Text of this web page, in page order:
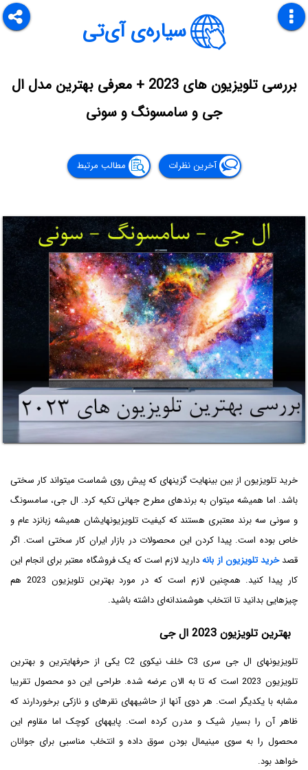
سیاره‌ی آی‌تی
بررسی تلویزیون های 2023 + معرفی بهترین مدل ال
جی و سامسونگ و سونی
آخرین نظرات مطالب مرتبط
خرید تلویزیون از بین بی‎نهایت گزینه‎ای که پیش‎ روی شماست می‎تواند کار سختی
باشد. اما همیشه می‎توان به برندهای مطرح جهانی تکیه کرد. ال جی، سامسونگ
و سونی سه برند معتبری هستند که کیفیت تلویزیون‎های‏‎شان همیشه زبانزد عام و
خاص بوده است. پیدا کردن این محصولات در بازار ایران کار سختی است. اگر
قصدخرید تلویزیون از بانهدارید لازم است که یک فروشگاه معتبر برای انجام این
کار پیدا کنید. همچنین لازم است که در مورد بهترین تلویزیون 2023 هم
چیزهایی بدانید تا انتخاب هوشمندانه‌‎ای داشته باشید.
بهترین تلویزیون 2023 ال جی
تلویزیون‎های ال جی سری C3 خلف نیکوی C2 یکی از حرفه‎ای‎ترین و بهترین
تلویزیون 2023 است که تا به الان عرضه شده. طراحی این دو محصول تقریبا
مشابه با یکدیگر است. هر دوی آن‎ها از حاشیه‎های نقره‎ای و نازکی برخوردارند که
ظاهر آن را بسیار شیک و مدرن کرده است. پایه‎های کوچک اما مقاوم این
محصول را به سوی مینیمال‎ بودن سوق داده و انتخاب مناسبی برای جوانان
خواهد بود.